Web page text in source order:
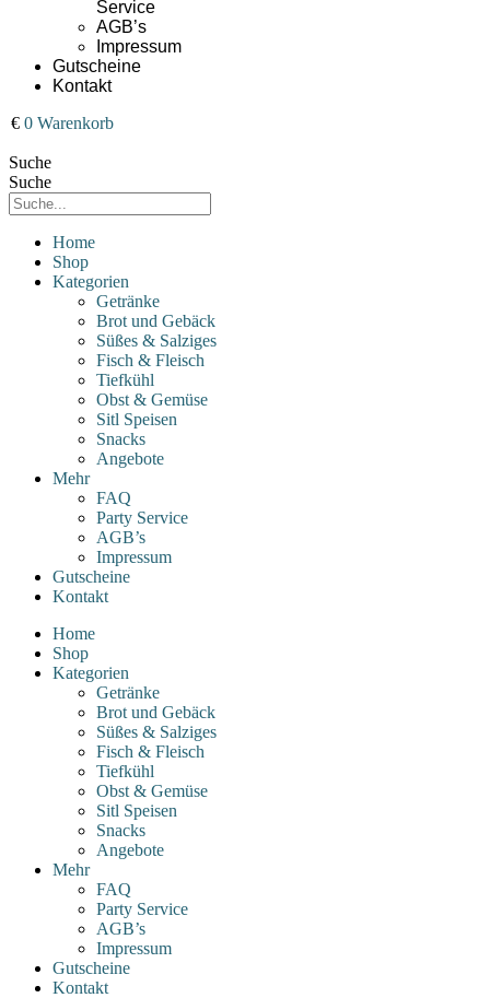
Service
AGB’s
Impressum
Gutscheine
Kontakt
€ 0 Warenkorb
Suche
Suche
Home
Shop
Kategorien
Getränke
Brot und Gebäck
Süßes & Salziges
Fisch & Fleisch
Tiefkühl
Obst & Gemüse
Sitl Speisen
Snacks
Angebote
Mehr
FAQ
Party Service
AGB’s
Impressum
Gutscheine
Kontakt
Home
Shop
Kategorien
Getränke
Brot und Gebäck
Süßes & Salziges
Fisch & Fleisch
Tiefkühl
Obst & Gemüse
Sitl Speisen
Snacks
Angebote
Mehr
FAQ
Party Service
AGB’s
Impressum
Gutscheine
Kontakt